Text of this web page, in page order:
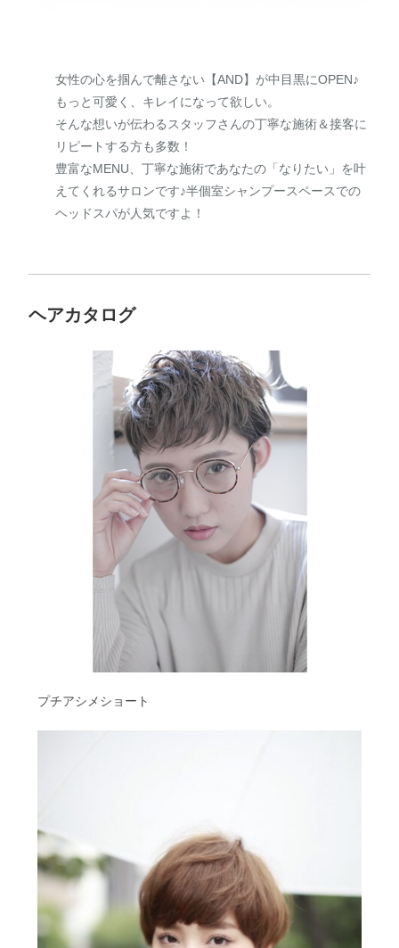
女性の心を掴んで離さない【AND】が中目黒にOPEN♪
もっと可愛く、キレイになって欲しい。
そんな想いが伝わるスタッフさんの丁寧な施術＆接客に
リピートする方も多数！
豊富なMENU、丁寧な施術であなたの「なりたい」を叶
えてくれるサロンです♪半個室シャンプースペースでの
ヘッドスパが人気ですよ！
ヘアカタログ
プチアシメショート